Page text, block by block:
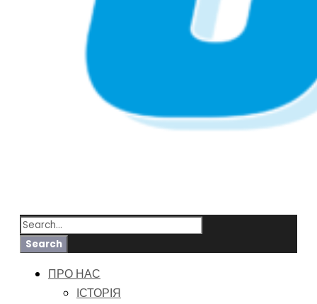
ПРО НАС
ІСТОРІЯ